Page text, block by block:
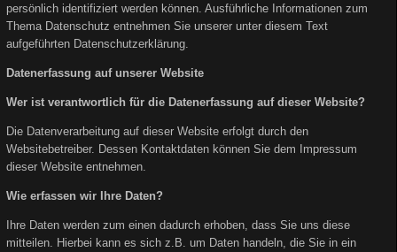
persönlich identifiziert werden können. Ausführliche Informationen zum
Thema Datenschutz entnehmen Sie unserer unter diesem Text
aufgeführten Datenschutzerklärung.
Datenerfassung auf unserer Website
Wer ist verantwortlich für die Datenerfassung auf dieser Website?
Die Datenverarbeitung auf dieser Website erfolgt durch den
Websitebetreiber. Dessen Kontaktdaten können Sie dem Impressum
dieser Website entnehmen.
Wie erfassen wir Ihre Daten?
Ihre Daten werden zum einen dadurch erhoben, dass Sie uns diese
mitteilen. Hierbei kann es sich z.B. um Daten handeln, die Sie in ein